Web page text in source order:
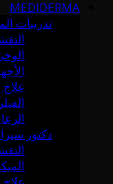
MEDIDERMA
تدريبات
علاج PAN
دكتور